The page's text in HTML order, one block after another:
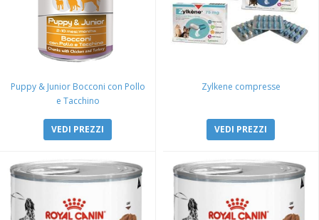
Puppy & Junior Bocconi con Pollo
e Tacchino
VEDI PREZZI
Zylkene compresse
VEDI PREZZI